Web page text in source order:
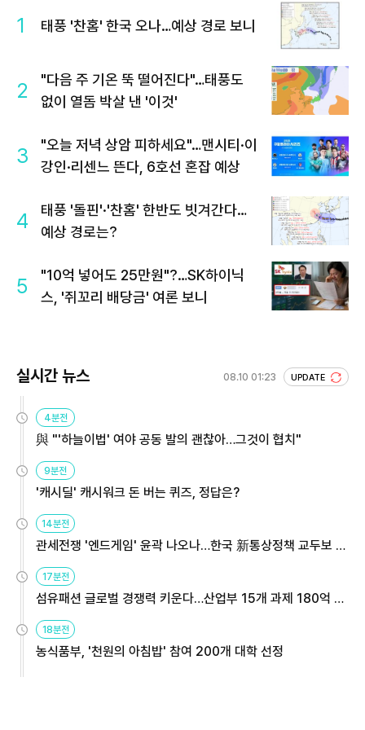
1 태풍 '찬홈' 한국 오나…예상 경로 보니
2
"다음 주 기온 뚝 떨어진다"…태풍도
없이 열돔 박살 낸 '이것'
3
"오늘 저녁 상암 피하세요"…맨시티·이
강인·리센느 뜬다, 6호선 혼잡 예상
4
태풍 '돌핀'·'찬홈' 한반도 빗겨간다…
예상 경로는?
5
"10억 넣어도 25만원"?…SK하이닉
스, '쥐꼬리 배당금' 여론 보니
실시간 뉴스 08.10 01:23 UPDATE
4분전
與 "'하늘이법' 여야 공동 발의 괜찮아…그것이 협치"
9분전
'캐시딜' 캐시워크 돈 버는 퀴즈, 정답은?
14분전
관세전쟁 '엔드게임' 윤곽 나오나…한국 新통상정책 교두보 활
용해야
17분전
섬유패션 글로벌 경쟁력 키운다…산업부 15개 과제 180억 지
원
18분전
농식품부, '천원의 아침밥' 참여 200개 대학 선정